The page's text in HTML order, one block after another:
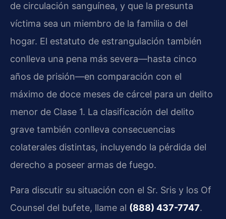
de circulación sanguínea, y que la presunta
víctima sea un miembro de la familia o del
hogar. El estatuto de estrangulación también
conlleva una pena más severa—hasta cinco
años de prisión—en comparación con el
máximo de doce meses de cárcel para un delito
menor de Clase 1. La clasificación del delito
grave también conlleva consecuencias
colaterales distintas, incluyendo la pérdida del
derecho a poseer armas de fuego.
Para discutir su situación con el Sr. Sris y los Of
Counsel del bufete, llame al (888) 437-7747.